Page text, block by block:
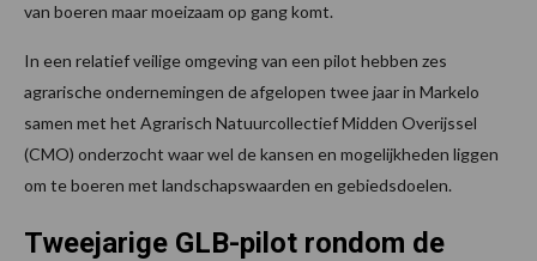
van boeren maar moeizaam op gang komt.
In een relatief veilige omgeving van een pilot hebben zes
agrarische ondernemingen de afgelopen twee jaar in Markelo
samen met het Agrarisch Natuurcollectief Midden Overijssel
(CMO) onderzocht waar wel de kansen en mogelijkheden liggen
om te boeren met landschapswaarden en gebiedsdoelen.
Tweejarige GLB-pilot rondom de